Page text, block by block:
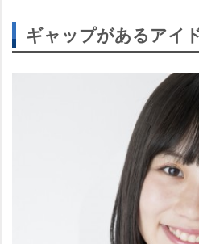
ギャップがあるアイ